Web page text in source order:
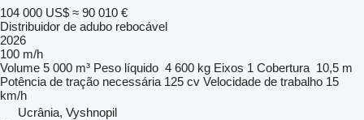
104 000 US$ ≈ 90 010 €
Distribuidor de adubo rebocável
2026
100 m/h
Volume 5 000 m³ Peso líquido 4 600 kg Eixos 1 Cobertura 10,5 m
Potência de tração necessária 125 cv Velocidade de trabalho 15
km/h
Ucrânia, Vyshnopil